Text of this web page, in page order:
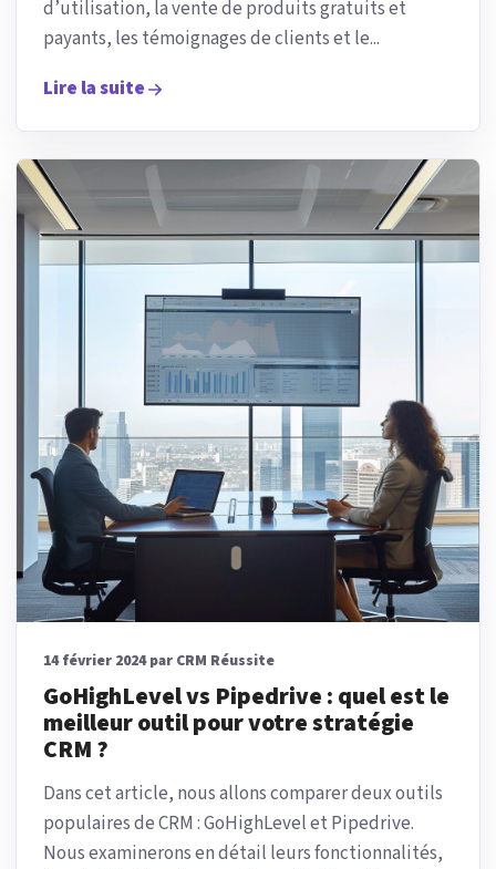
d’utilisation, la vente de produits gratuits et
payants, les témoignages de clients et le...
Lire la suite
14 février 2024 par CRM Réussite
GoHighLevel vs Pipedrive : quel est le
meilleur outil pour votre stratégie
CRM ?
Dans cet article, nous allons comparer deux outils
populaires de CRM : GoHighLevel et Pipedrive.
Nous examinerons en détail leurs fonctionnalités,